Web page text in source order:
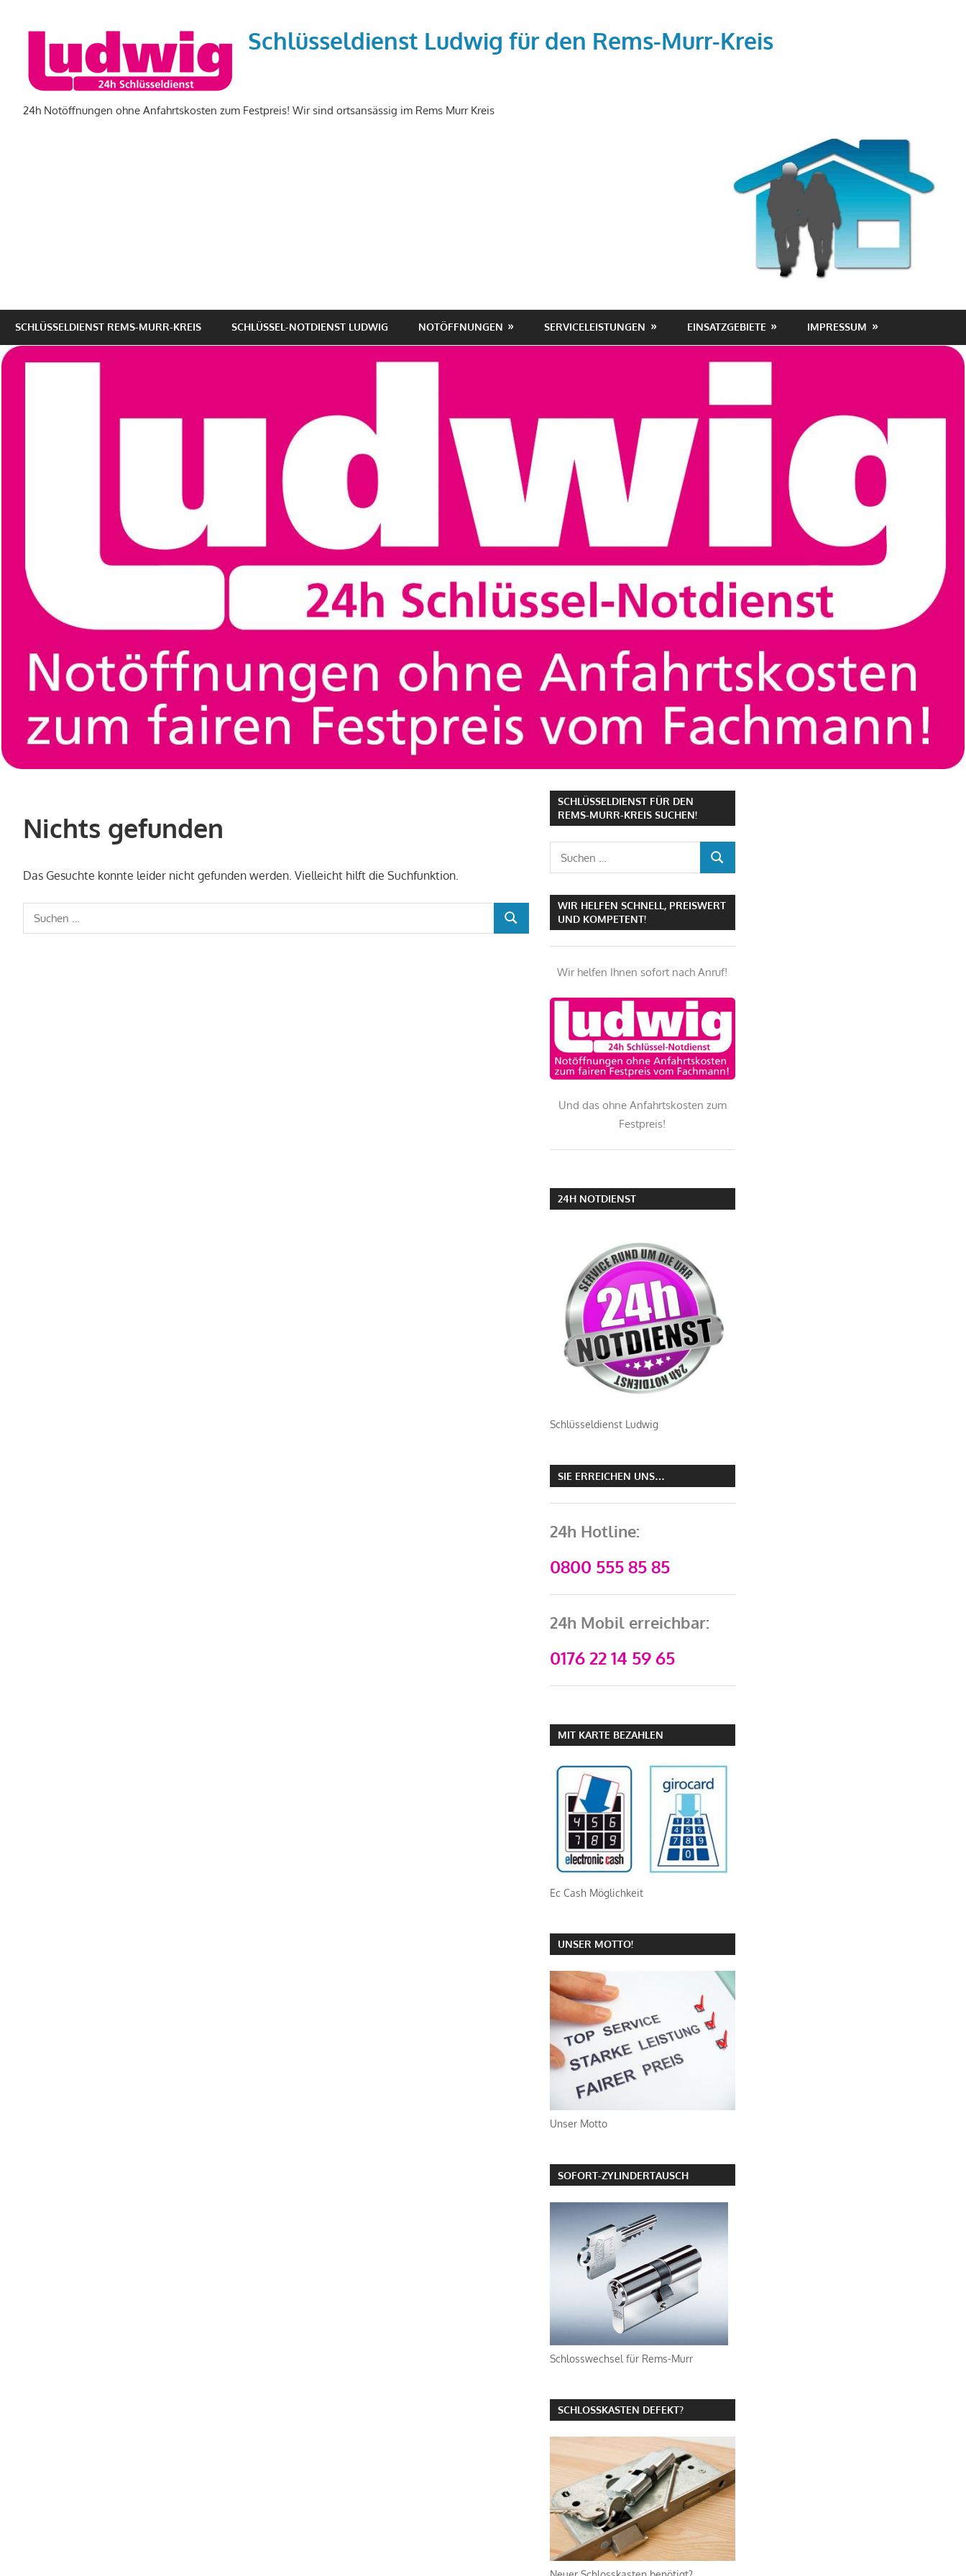
Schlüsseldienst Ludwig für den Rems-Murr-Kreis
24h Notöffnungen ohne Anfahrtskosten zum Festpreis! Wir sind ortsansässig im Rems Murr Kreis
SCHLÜSSELDIENST REMS-MURR-KREIS SCHLÜSSEL-NOTDIENST LUDWIG NOTÖFFNUNGEN SERVICELEISTUNGEN EINSATZGEBIETE IMPRESSUM
Nichts gefunden
Das Gesuchte konnte leider nicht gefunden werden. Vielleicht hilft die Suchfunktion.
Suchen
nach:
SUCHEN
SCHLÜSSELDIENST FÜR DEN
REMS-MURR-KREIS SUCHEN!
SUCHEN
WIR HELFEN SCHNELL, PREISWERT
UND KOMPETENT!
Wir helfen Ihnen sofort nach Anruf!
Und das ohne Anfahrtskosten zum
Festpreis!
24H NOTDIENST
Schlüsseldienst Ludwig
SIE ERREICHEN UNS…
24h Hotline:
0800 555 85 85
24h Mobil erreichbar:
0176 22 14 59 65
MIT KARTE BEZAHLEN
Ec Cash Möglichkeit
UNSER MOTTO!
Unser Motto
SOFORT-ZYLINDERTAUSCH
Schlosswechsel für Rems-Murr
SCHLOSSKASTEN DEFEKT?